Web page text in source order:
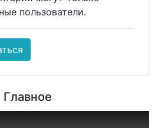
пользователи.
Главное